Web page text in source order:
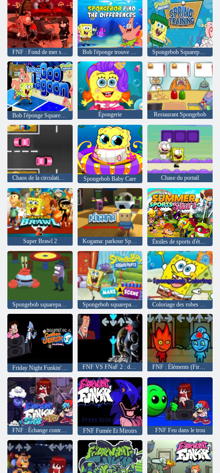
FNF : Fond de mer sanglant Bob l'éponge trouve les différences Spongebob Squarepants Spring Training
Épongerie Restaurant Spongebob
Chaos de la circulation de l'éponge Spongebob Baby Care Chase du portail
Super Brawl 2 Kogama: parkour SpongeBob Étoiles de sports d'été nick
Spongebob squarepants Et les sauveurs de slime Spongebob squarepants fait une scène Coloriage des robes d'éponge
FNF VS FNaF 2 : désossé FNF : Éléments (Fireboy et Watergirl)
FNF : Échange contre Whitty FNF Fumée Et Miroirs FNF Feu dans le trou